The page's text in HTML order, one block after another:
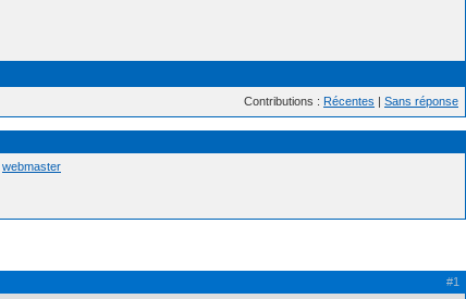
Contributions : Récentes | Sans réponse
webmaster
#1